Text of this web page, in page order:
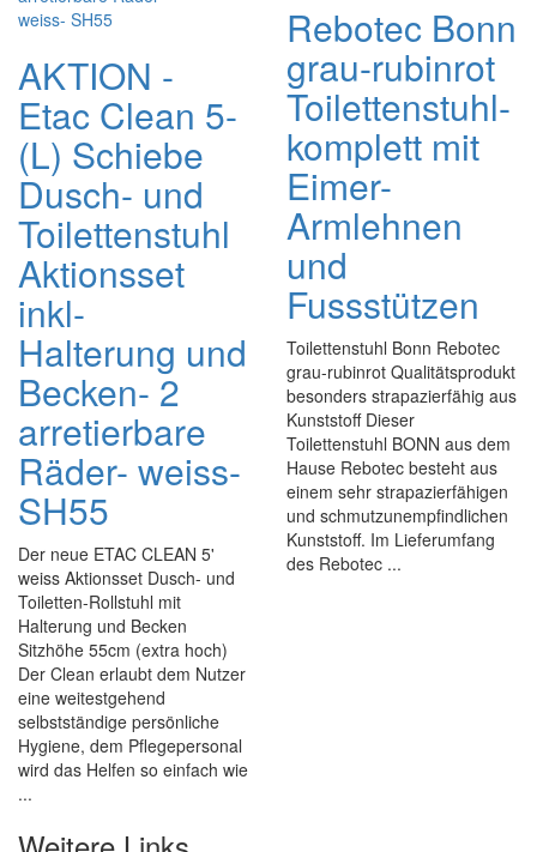
AKTION -
Etac Clean 5-
(L) Schiebe
Dusch- und
Toilettenstuhl
Aktionsset
inkl-
Halterung und
Becken- 2
arretierbare
Räder- weiss-
SH55
Der neue ETAC CLEAN 5'
weiss Aktionsset Dusch- und
Toiletten-Rollstuhl mit
Halterung und Becken
Sitzhöhe 55cm (extra hoch)
Der Clean erlaubt dem Nutzer
eine weitestgehend
selbstständige persönliche
Hygiene, dem Pflegepersonal
wird das Helfen so einfach wie
...
Rebotec Bonn
grau-rubinrot
Toilettenstuhl-
komplett mit
Eimer-
Armlehnen
und
Fussstützen
Toilettenstuhl Bonn Rebotec
grau-rubinrot Qualitätsprodukt
besonders strapazierfähig aus
Kunststoff Dieser
Toilettenstuhl BONN aus dem
Hause Rebotec besteht aus
einem sehr strapazierfähigen
und schmutzunempfindlichen
Kunststoff. Im Lieferumfang
des Rebotec ...